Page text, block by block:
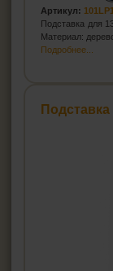
Артикул:
Подставка для
Материал:
Подробнее...